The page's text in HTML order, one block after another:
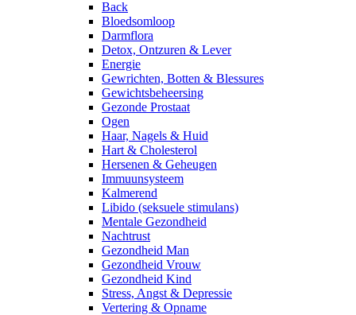
Back
Bloedsomloop
Darmflora
Detox, Ontzuren & Lever
Energie
Gewrichten, Botten & Blessures
Gewichtsbeheersing
Gezonde Prostaat
Ogen
Haar, Nagels & Huid
Hart & Cholesterol
Hersenen & Geheugen
Immuunsysteem
Kalmerend
Libido (seksuele stimulans)
Mentale Gezondheid
Nachtrust
Gezondheid Man
Gezondheid Vrouw
Gezondheid Kind
Stress, Angst & Depressie
Vertering & Opname